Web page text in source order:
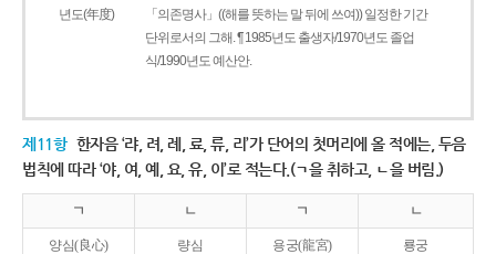
년도(年度)
「의존명사」((해를 뜻하는 말 뒤에 쓰여)) 일정한 기간
단위로서의 그해. ¶ 1985년도 출생자/1970년도 졸업
식/1990년도 예산안.
제11항 한자음 ‘랴, 려, 례, 료, 류, 리’가 단어의 첫머리에 올 적에는, 두음
법칙에 따라 ‘야, 여, 예, 요, 유, 이’로 적는다.(ㄱ을 취하고, ㄴ을 버림.)
ㄱ ㄴ ㄱ ㄴ
양심(良心) 량심 용궁(龍宮) 룡궁